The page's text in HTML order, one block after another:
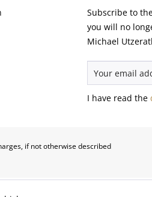
Subscribe to
you will no
Michael
I have read the
if not otherwise described